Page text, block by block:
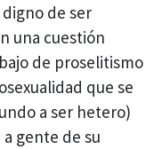
de ser
una cuestión
de proselitismo
que se
a ser hetero)
gente de su